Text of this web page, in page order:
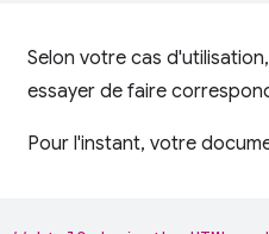
Selon votre cas
essayer de faire
Pour l'instant, votre